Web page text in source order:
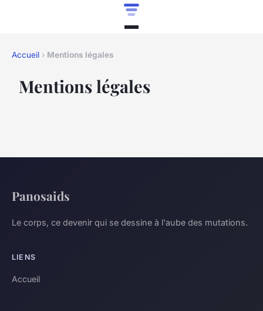
Accueil › Mentions légales
Mentions légales
Panosaids
Le corps, ce devenir qui se dessine à l'aube des mutations.
LIENS
Accueil